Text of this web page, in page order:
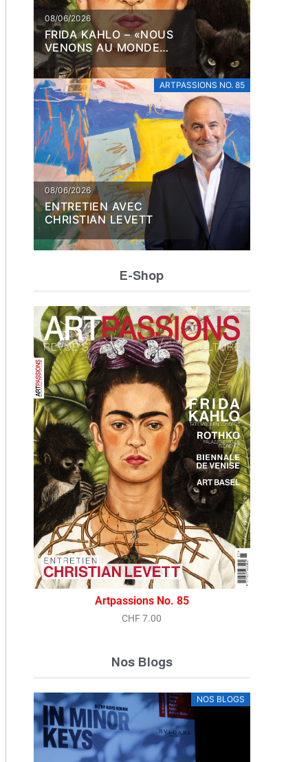
08/06/2026
FRIDA KAHLO – «NOUS
VENONS AU MONDE
POUR SOUFFRIR»
ARTPASSIONS NO. 85
08/06/2026
ENTRETIEN AVEC
CHRISTIAN LEVETT
E-Shop
Vue rapide
Artpassions No. 85
CHF7.00
Nos Blogs
NOS BLOGS